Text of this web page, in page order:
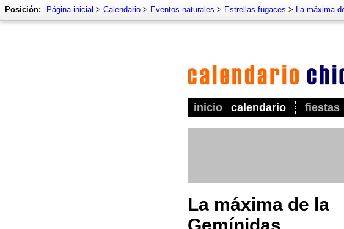
inicio calendario fiestas
Posición: Página inicial > Calendario > Eventos naturales > Estrellas fugaces > La máxima
La máxima de la
Gemínidas